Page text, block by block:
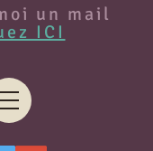
un mail
ICI